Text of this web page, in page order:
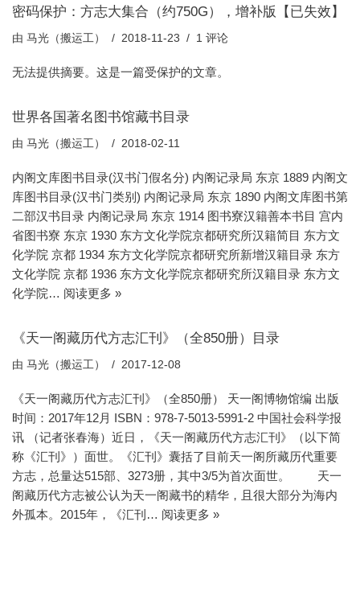
密码保护：方志大集合（约750G），增补版【已失效】
由 马光（搬运工） 2018-11-23 1 评论
无法提供摘要。这是一篇受保护的文章。
世界各国著名图书馆藏书目录
由 马光（搬运工） 2018-02-11
内阁文库图书目录(汉书门假名分) 内阁记录局 东京 1889 内阁文
库图书目录(汉书门类别) 内阁记录局 东京 1890 内阁文库图书第
二部汉书目录 内阁记录局 东京 1914 图书寮汉籍善本书目 宫内
省图书寮 东京 1930 东方文化学院京都研究所汉籍简目 东方文
化学院 京都 1934 东方文化学院京都研究所新增汉籍目录 东方
文化学院 京都 1936 东方文化学院京都研究所汉籍目录 东方文
化学院… 阅读更多 »
《天一阁藏历代方志汇刊》（全850册）目录
由 马光（搬运工） 2017-12-08
《天一阁藏历代方志汇刊》（全850册） 天一阁博物馆编 出版
时间：2017年12月 ISBN：978-7-5013-5991-2 中国社会科学报
讯 （记者张春海）近日，《天一阁藏历代方志汇刊》（以下简
称《汇刊》）面世。《汇刊》囊括了目前天一阁所藏历代重要
方志，总量达515部、3273册，其中3/5为首次面世。 天一
阁藏历代方志被公认为天一阁藏书的精华，且很大部分为海内
外孤本。2015年，《汇刊… 阅读更多 »